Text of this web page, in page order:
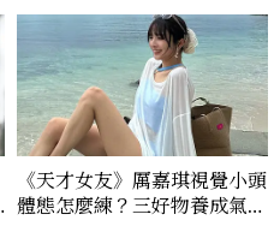
《天才女友》厲嘉琪視覺小頭
體態怎麼練？三好物養成氣血